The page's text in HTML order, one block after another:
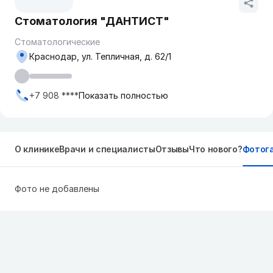
Стоматология "ДАНТИСТ"
Стоматологические
Краснодар, ул. ​Тепличная, д. 62/1
+7 908 ****Показать полностью
О клиникеВрачи и специалистыОтзывыЧто нового?
Фото не добавлены